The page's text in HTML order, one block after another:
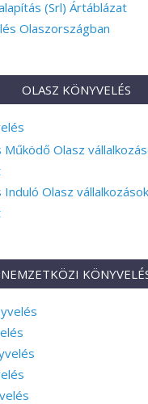
(Srl) Ártáblázat
Olaszországban
OLASZ KÖNYVELÉS
Működő Olasz
Induló Olasz
NEMZETKÖZI